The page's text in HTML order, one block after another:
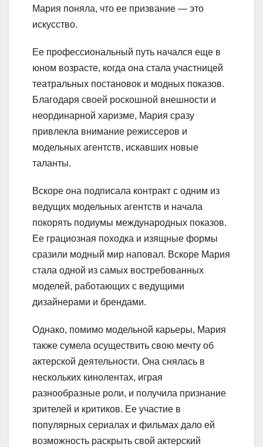
Мария поняла, что ее призвание — это
искусство.
Ее профессиональный путь начался еще в
юном возрасте, когда она стала участницей
театральных постановок и модных показов.
Благодаря своей роскошной внешности и
неординарной харизме, Мария сразу
привлекла внимание режиссеров и
модельных агентств, искавших новые
таланты.
Вскоре она подписала контракт с одним из
ведущих модельных агентств и начала
покорять подиумы международных показов.
Ее грациозная походка и изящные формы
сразили модный мир наповал. Вскоре Мария
стала одной из самых востребованных
моделей, работающих с ведущими
дизайнерами и брендами.
Однако, помимо модельной карьеры, Мария
также сумела осуществить свою мечту об
актерской деятельности. Она снялась в
нескольких кинолентах, играя
разнообразные роли, и получила признание
зрителей и критиков. Ее участие в
популярных сериалах и фильмах дало ей
возможность раскрыть свой актерский